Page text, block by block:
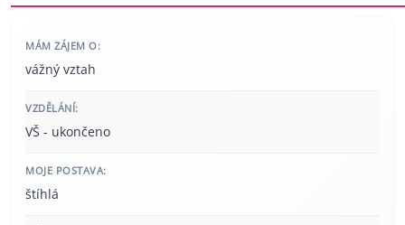
MÁM ZÁJEM O:
vážný vztah
VZDĚLÁNÍ:
VŠ - ukončeno
MOJE POSTAVA:
štíhlá